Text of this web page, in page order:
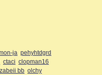
ja pehyhtdgrd
ctaci clopman16
zabeii bb olchy